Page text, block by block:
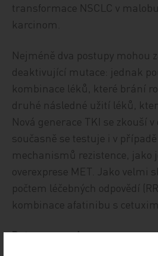
transformace NSCLC v
karcinom.
Nejméně dva postupy mohou
deaktivující mutace: jednak
kombinace léků, které brání
druhé následné užití léků,
Nová generace TKI se zkouší
současně se testuje i v
mechanismů rezistence, jako
overexprese MET. Jako velmi
počtem léčebných odpovědí
kombinace afatinibu s
Data pro praxi